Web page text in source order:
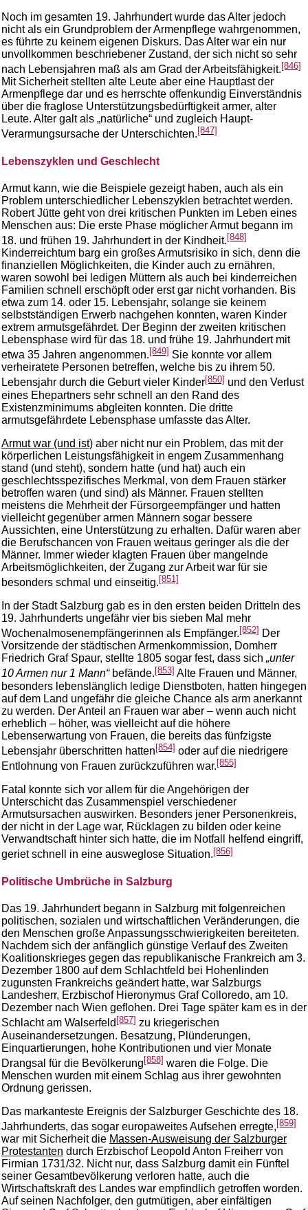
Noch im gesamten 19. Jahrhundert wurde das Alter jedoch
nicht als ein Grundproblem der Armenpflege wahrgenommen,
es führte zu keinem eigenen Diskurs. Das Alter war ein nur
unvollkommen beschriebener Zustand, der sich nicht so sehr
nach Lebensjahren maß als am Grad der Arbeitsfähigkeit.[846]
Mit Sicherheit stellten alte Leute aber eine Hauptlast der
Armenpflege dar und es herrschte offenkundig Einverständnis
über die fraglose Unterstützungsbedürftigkeit armer, alter
Leute. Alter galt als „natürliche“ und zugleich Haupt-
Verarmungsursache der Unterschichten. [847]
Lebenszyklen und Geschlecht
Armut kann, wie die Beispiele gezeigt haben, auch als ein
Problem unterschiedlicher Lebenszyklen betrachtet werden.
Robert Jütte geht von drei kritischen Punkten im Leben eines
Menschen aus: Die erste Phase möglicher Armut begann im
18. und frühen 19. Jahrhundert in der Kindheit. [848]
Kinderreichtum barg ein großes Armutsrisiko in sich, denn die
finanziellen Möglichkeiten, die Kinder auch zu ernähren,
waren sowohl bei ledigen Müttern als auch bei kinderreichen
Familien schnell erschöpft oder erst gar nicht vorhanden. Bis
etwa zum 14. oder 15. Lebensjahr, solange sie keinem
selbstständigen Erwerb nachgehen konnten, waren Kinder
extrem armutsgefährdet. Der Beginn der zweiten kritischen
Lebensphase wird für das 18. und frühe 19. Jahrhundert mit
etwa 35 Jahren angenommen. [849] Sie konnte vor allem
verheiratete Personen betreffen, welche bis zu ihrem 50.
Lebensjahr durch die Geburt vieler Kinder[850] und den Verlust
eines Ehepartners sehr schnell an den Rand des
Existenzminimums abgleiten konnten. Die dritte
armutsgefährdete Lebensphase umfasste das Alter.
Armut war (und ist) aber nicht nur ein Problem, das mit der
körperlichen Leistungsfähigkeit in engem Zusammenhang
stand (und steht), sondern hatte (und hat) auch ein
geschlechtsspezifisches Merkmal, von dem Frauen stärker
betroffen waren (und sind) als Männer. Frauen stellten
meistens die Mehrheit der Fürsorgeempfänger und hatten
vielleicht gegenüber armen Männern sogar bessere
Aussichten, eine Unterstützung zu erhalten. Dafür waren aber
die Berufschancen von Frauen weitaus geringer als die der
Männer. Immer wieder klagten Frauen über mangelnde
Arbeitsmöglichkeiten, der Zugang zur Arbeit war für sie
besonders schmal und einseitig. [851]
In der Stadt Salzburg gab es in den ersten beiden Dritteln des
19. Jahrhunderts ungefähr vier bis sieben Mal mehr
Wochenalmosenempfängerinnen als Empfänger. [852] Der
Vorsitzende der städtischen Armenkommission, Domherr
Friedrich Graf Spaur, stellte 1805 sogar fest, dass sich „unter
10 Armen nur 1 Mann“befände.[853] Alte Frauen und Männer,
besonders lebenslänglich ledige Dienstboten, hatten hingegen
auf dem Land ungefähr die gleiche Chance als arm anerkannt
zu werden. Der Anteil an Frauen war aber – wenn auch nicht
erheblich – höher, was vielleicht auf die höhere
Lebenserwartung von Frauen, die bereits das fünfzigste
Lebensjahr überschritten hatten [854] oder auf die niedrigere
Entlohnung von Frauen zurückzuführen war. [855]
Fatal konnte sich vor allem für die Angehörigen der
Unterschicht das Zusammenspiel verschiedener
Armutsursachen auswirken. Besonders jener Personenkreis,
der nicht in der Lage war, Rücklagen zu bilden oder keine
Verwandtschaft hinter sich hatte, die im Notfall helfend eingriff,
geriet schnell in eine ausweglose Situation.[856]
Politische Umbrüche in Salzburg
Das 19. Jahrhundert begann in Salzburg mit folgenreichen
politischen, sozialen und wirtschaftlichen Veränderungen, die
den Menschen große Anpassungsschwierigkeiten bereiteten.
Nachdem sich der anfänglich günstige Verlauf des Zweiten
Koalitionskrieges gegen das republikanische Frankreich am 3.
Dezember 1800 auf dem Schlachtfeld bei Hohenlinden
zugunsten Frankreichs geändert hatte, war Salzburgs
Landesherr, Erzbischof Hieronymus Graf Colloredo, am 10.
Dezember nach Wien geflohen. Drei Tage später kam es in der
Schlacht am Walserfeld [857] zu kriegerischen
Auseinandersetzungen. Besatzung, Plünderungen,
Einquartierungen, hohe Kontributionen und vier Monate
Drangsal für die Bevölkerung[858] waren die Folge. Die
Menschen wurden mit einem Schlag aus ihrer gewohnten
Ordnung gerissen.
Das markanteste Ereignis der Salzburger Geschichte des 18.
Jahrhunderts, das sogar europaweites Aufsehen erregte, [859]
war mit Sicherheit die Massen-Ausweisung der Salzburger
Protestanten durch Erzbischof Leopold Anton Freiherr von
Firmian 1731/32. Nicht nur, dass Salzburg damit ein Fünftel
seiner Gesamtbevölkerung verloren hatte, auch die
Wirtschaftskraft des Landes war empfindlich getroffen worden.
Auf seinen Nachfolger, den gutmütigen, aber einfältigen